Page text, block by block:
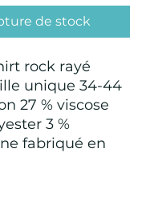
de stock
rock rayé
unique 34-44
27 % viscose
3 %
fabriqué en